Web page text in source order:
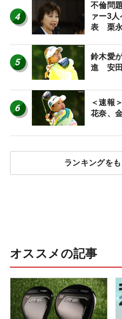
4
不倫問
ァー3
表 栗永
5
鈴木愛
進 安田
6
＜速報
花奈、
ランキングを
オススメの記事